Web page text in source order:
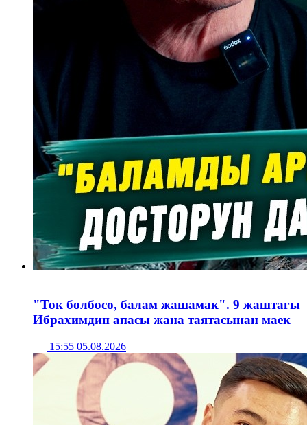
"Ток болбосо, балам жашамак". 9 жаштагы
Ибрахимдин апасы жана таятасынан маек
15:55 05.08.2026